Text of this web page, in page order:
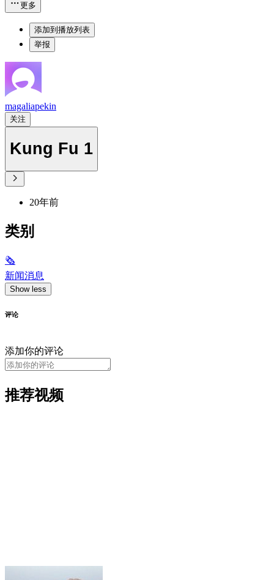
更多
添加到播放列表
举报
magaliapekin
关注
Kung Fu 1
20年前
类别
🗞
新闻消息
Show less
评论
添加你的评论
推荐视频